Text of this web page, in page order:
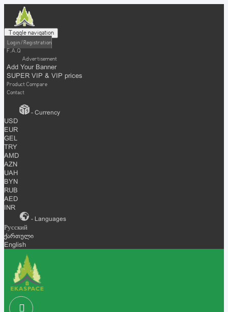
Toggle navigation
Login / Registration
F.A.Q
Advertisement
Add Your Banner
SUPER VIP & VIP prices
Product Compare
Contact
- Currency
USD
EUR
GEL
TRY
AMD
AZN
UAH
BYN
RUB
AED
INR
- Languages
Русский
ქართული
English